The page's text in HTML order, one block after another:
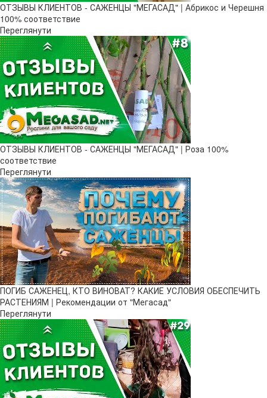
ОТЗЫВЫ КЛИЕНТОВ - САЖЕНЦЫ "МЕГАСАД" | Абрикос и Черешня
100% соответствие
Переглянути
ОТЗЫВЫ КЛИЕНТОВ - САЖЕНЦЫ "МЕГАСАД" | Роза 100%
соответствие
Переглянути
ПОГИБ САЖЕНЕЦ, КТО ВИНОВАТ? КАКИЕ УСЛОВИЯ ОБЕСПЕЧИТЬ
РАСТЕНИЯМ | Рекомендации от "Мегасад"
Переглянути